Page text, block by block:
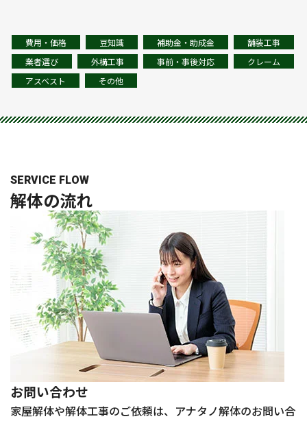
費用・価格 豆知識 補助金・助成金
舗装工事
業者選び
外構工事 事前・事後対応
クレーム
アスベスト
その他
SERVICE FLOW
解体の流れ
お問い合わせ
家屋解体や解体工事のご依頼は、アナタノ解体のお問い合